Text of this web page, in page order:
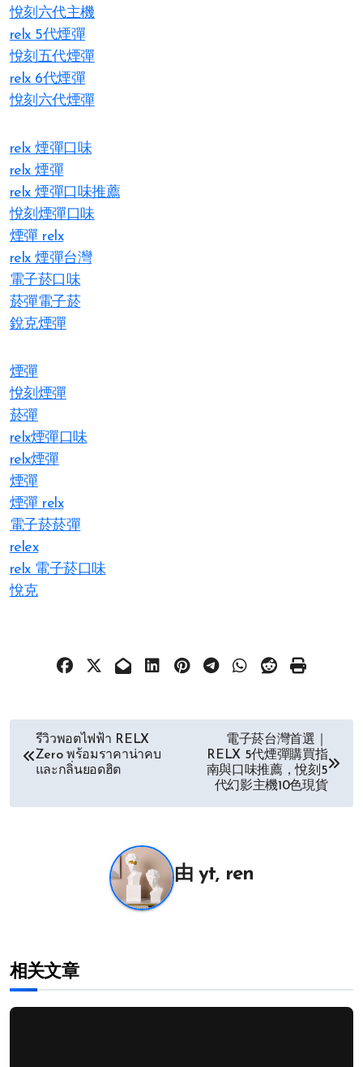
悅刻六代主機
relx 5代煙彈
悅刻五代煙彈
relx 6代煙彈
悅刻六代煙彈
relx 煙彈口味
relx 煙彈
relx 煙彈口味推薦
悅刻煙彈口味
煙彈 relx
relx 煙彈台灣
電子菸口味
菸彈電子菸
銳克煙彈
煙彈
悅刻煙彈
菸彈
relx煙彈口味
relx煙彈
煙彈
煙彈 relx
電子菸菸彈
relex
relx 電子菸口味
悅克
导
รีวิวพอตไฟฟ้า RELX
Zero พร้อมราคาน่าคบ
และกลิ่นยอดฮิต
電子菸台灣首選｜
RELX 5代煙彈購買指
南與口味推薦，悅刻5
代幻影主機10色現貨
由yt, ren
相关文章